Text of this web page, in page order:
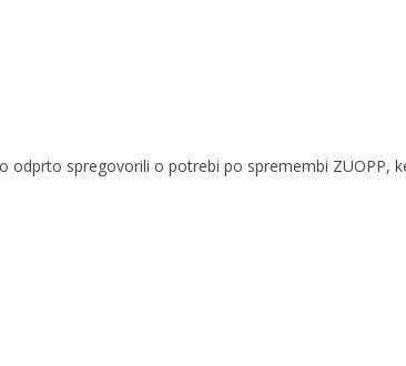
odprto spregovorili o potrebi po spremembi